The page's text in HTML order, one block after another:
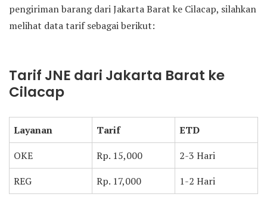
pengiriman barang dari Jakarta Barat ke Cilacap, silahkan
melihat data tarif sebagai berikut:
Tarif JNE dari Jakarta Barat ke
Cilacap
Layanan Tarif
ETD
OKE
Rp. 15,000
2-3 Hari
REG
Rp. 17,000 1-2 Hari